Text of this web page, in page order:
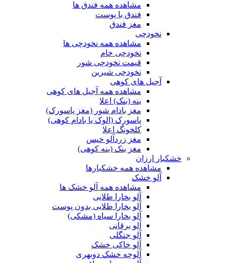
مشاهده همه فندق ها
فندق با پوست
مغز فندق
نخودچی
مشاهده همه نخودچی ها
نخودچی خام
قیمت نخودچی شور
نخودچی شیرین
آجیل های کوهی
مشاهده همه آجیل های کوهی
بنه (بنک) اعلا
مغز بادام شور (مغز پاسورک)
پاسورک (الوک یا بادام کوهی)
کلخونگ اعلا
مغز زردآلو خیس
مغز بنک (بنه کوهی)
خشکبار ارزان
مشاهده همه خشکبارها
آلو خشک
مشاهده همه آلو خشک ها
آلو بخارا طلایی
آلو بخارا طلایی بدون پوست
آلو بخارا سیاه (مشکی)
آلو برقانی
آلو جنگلی
آلو خاکی خشک
آلوچه خشک دوبهری